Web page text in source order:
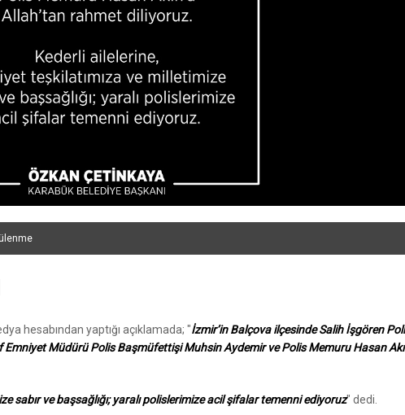
hesabından yaptığı açıklamada; "İzmir’in Balçova ilçesinde Salih İşgören
Emniyet Müdürü Polis Başmüfettişi Muhsin Aydemir ve Polis Memuru Hasan
sabır ve başsağlığı; yaralı polislerimize acil şifalar temenni ediyoruz" dedi.